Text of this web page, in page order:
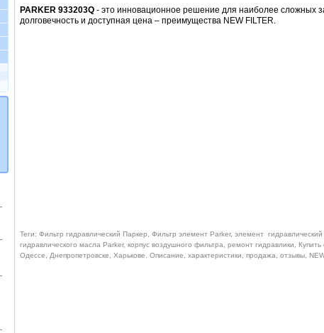
PARKER 933203Q- это инновационное решение для наиболее сложных
долговечность и доступная цена – преимущества NEW FILTER.
Теги: Фильтр гидравлический Паркер, Фильтр элемент Parker, элемент
гидравлического масла Parker, корпус воздушного фильтра, ремонт гидравлики,
Одессе, Днепропетровске, Харькове. Описание, характеристики, продажа, отзывы,